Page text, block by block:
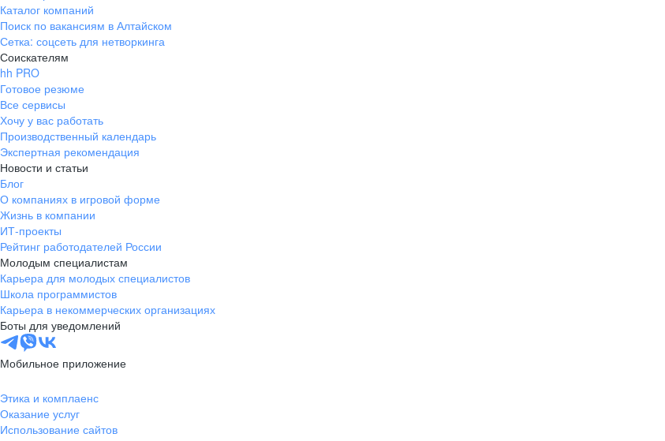
Каталог компаний
Поиск по вакансиям в Алтайском
Сетка: соцсеть для нетворкинга
Соискателям
hh PRO
Готовое резюме
Все сервисы
Хочу у вас работать
Производственный календарь
Экспертная рекомендация
Новости и статьи
Блог
О компаниях в игровой форме
Жизнь в компании
ИТ-проекты
Рейтинг работодателей России
Молодым специалистам
Карьера для молодых специалистов
Школа программистов
Карьера в некоммерческих организациях
Боты для уведомлений
Мобильное приложение
Этика и комплаенс
Оказание услуг
Использование сайтов